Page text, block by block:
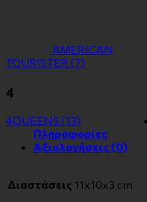
ΑMERICAN
TOURISTER (7)
4
4QUEENS (13)
Πληροφορίες
Αξιολογήσεις (0)
Διαστάσεις 11x10x3 cm